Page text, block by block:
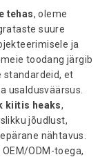
tehas, oleme
suure
ja
toodang järgib
et
usaldusväärsus.
kiitis heaks,
jõudlust,
nähtavus.
ODM-toega,